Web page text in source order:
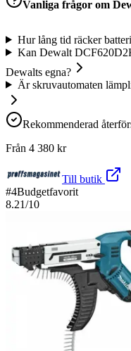
Vanliga frågor om
Hur lång tid räcker
Kan Dewalt
Dewalts egna?
Är skruvautomaten
Rekommenderad
Från 4 380 kr
Till butik
#4Budgetfavorit
8.21/10